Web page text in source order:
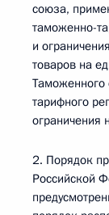
союза,
таможенно-
и
товаров на
тарифного
ограничения
2. Порядок
Российской